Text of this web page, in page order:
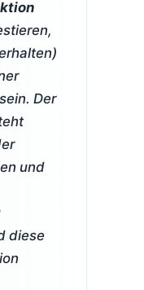
Der
und
diese